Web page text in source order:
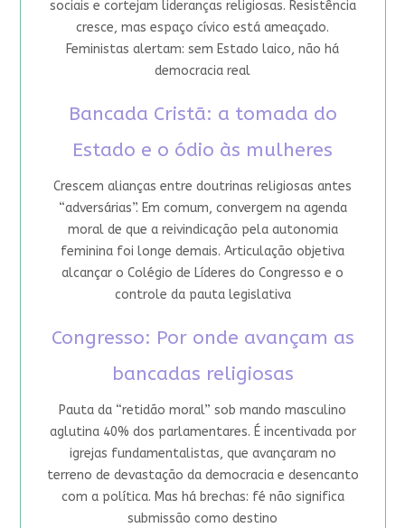
sociais e cortejam lideranças religiosas. Resistência
cresce, mas espaço cívico está ameaçado.
Feministas alertam: sem Estado laico, não há
democracia real
Bancada Cristã: a tomada do
Estado e o ódio às mulheres
Crescem alianças entre doutrinas religiosas antes
“adversárias”. Em comum, convergem na agenda
moral de que a reivindicação pela autonomia
feminina foi longe demais. Articulação objetiva
alcançar o Colégio de Líderes do Congresso e o
controle da pauta legislativa
Congresso: Por onde avançam as
bancadas religiosas
Pauta da “retidão moral” sob mando masculino
aglutina 40% dos parlamentares. É incentivada por
igrejas fundamentalistas, que avançaram no
terreno de devastação da democracia e desencanto
com a política. Mas há brechas: fé não significa
submissão como destino